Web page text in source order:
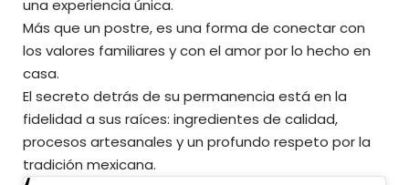
una experiencia única.
Más que un postre, es una forma de conectar con
los valores familiares y con el amor por lo hecho en
casa.
El secreto detrás de su permanencia está en la
fidelidad a sus raíces: ingredientes de calidad,
procesos artesanales y un profundo respeto por la
tradición mexicana.